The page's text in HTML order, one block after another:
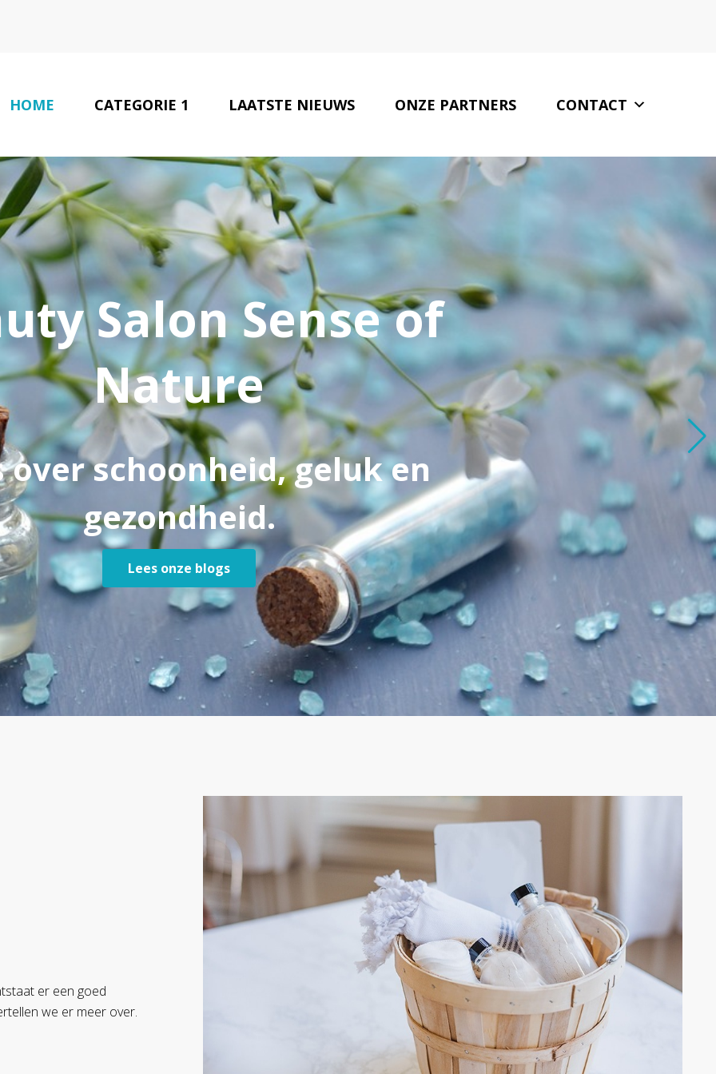
HOME CATEGORIE 1 LAATSTE NIEUWS ONZE PARTNERS CONTACT
Salon Sense of
Nature
over schoonheid, geluk en
gezondheid.
Lees onze blogs
er een goed
we er meer over.